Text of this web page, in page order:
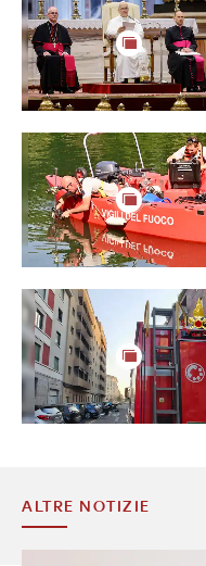
ALTRE NOTIZIE